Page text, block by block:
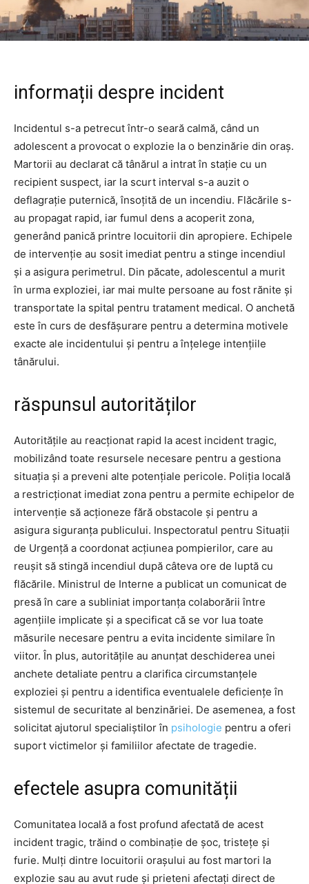
informații despre incident
Incidentul s-a petrecut într-o seară calmă, când un
adolescent a provocat o explozie la o benzinărie din oraș.
Martorii au declarat că tânărul a intrat în stație cu un
recipient suspect, iar la scurt interval s-a auzit o
deflagrație puternică, însoțită de un incendiu. Flăcările s-
au propagat rapid, iar fumul dens a acoperit zona,
generând panică printre locuitorii din apropiere. Echipele
de intervenție au sosit imediat pentru a stinge incendiul
și a asigura perimetrul. Din păcate, adolescentul a murit
în urma exploziei, iar mai multe persoane au fost rănite și
transportate la spital pentru tratament medical. O anchetă
este în curs de desfășurare pentru a determina motivele
exacte ale incidentului și pentru a înțelege intențiile
tânărului.
răspunsul autorităților
Autoritățile au reacționat rapid la acest incident tragic,
mobilizând toate resursele necesare pentru a gestiona
situația și a preveni alte potențiale pericole. Poliția locală
a restricționat imediat zona pentru a permite echipelor de
intervenție să acționeze fără obstacole și pentru a
asigura siguranța publicului. Inspectoratul pentru Situații
de Urgență a coordonat acțiunea pompierilor, care au
reușit să stingă incendiul după câteva ore de luptă cu
flăcările. Ministrul de Interne a publicat un comunicat de
presă în care a subliniat importanța colaborării între
agențiile implicate și a specificat că se vor lua toate
măsurile necesare pentru a evita incidente similare în
viitor. În plus, autoritățile au anunțat deschiderea unei
anchete detaliate pentru a clarifica circumstanțele
exploziei și pentru a identifica eventualele deficiențe în
sistemul de securitate al benzinăriei. De asemenea, a fost
solicitat ajutorul specialiștilor în psihologie pentru a oferi
suport victimelor și familiilor afectate de tragedie.
efectele asupra comunității
Comunitatea locală a fost profund afectată de acest
incident tragic, trăind o combinație de șoc, tristețe și
furie. Mulți dintre locuitorii orașului au fost martori la
explozie sau au avut rude și prieteni afectați direct de